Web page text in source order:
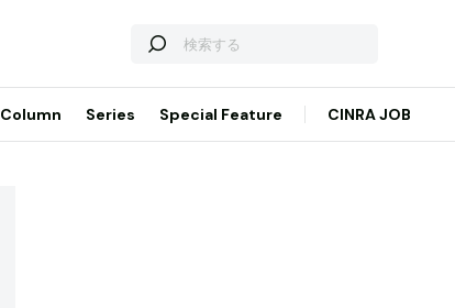
Column Series Special Feature CINRA JOB